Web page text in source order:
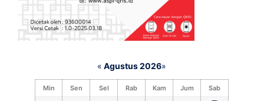
« Agustus 2026»
Min Sen Sel Rab Kam Jum Sab